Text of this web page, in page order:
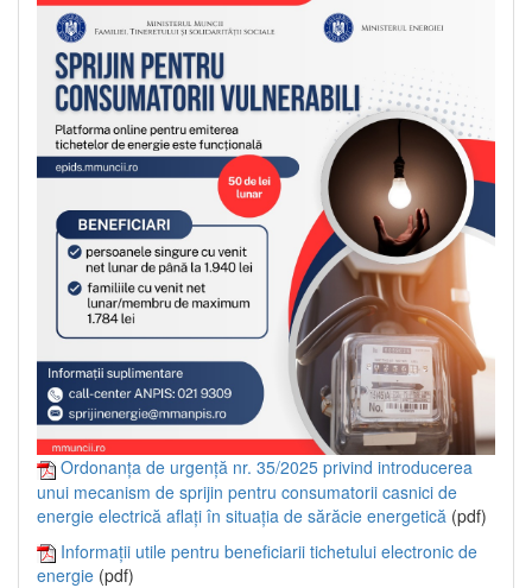
Ordonanța de urgență nr. 35/2025 privind introducerea
unui mecanism de sprijin pentru consumatorii casnici de
energie electrică aflați în situația de sărăcie energetică (pdf)
Informații utile pentru beneficiarii tichetului electronic de
energie (pdf)